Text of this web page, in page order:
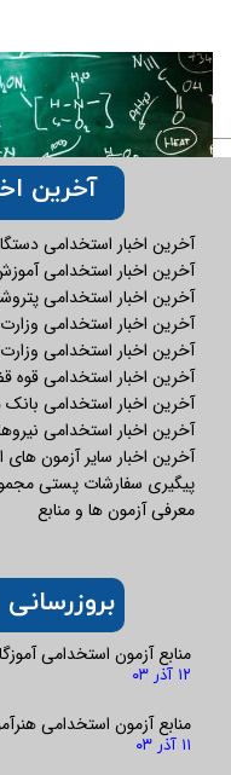
تاریخ بر گزاری
وزارت آموزش و پرورش
داوطلبان واجد شرایط
مراحل ارزیابی و
استخدام شوند.
مختلف رشته های
1403با شرکت در
توانند شانس خود را
آخرین اخبار استخدامی
آخرین اخبار استخدامی
آخرین اخبار استخدامی
آخرین اخبار استخدامی
آخرین اخبار استخدامی
آخرین اخبار استخدامی قوه
آخرین اخبار استخدامی بانک
آخرین اخبار استخدامی
آخرین اخبار سایر آزمون
پیگیری سفارشات پستی
معرفی آزمون ها و منابع
منابع آزمون استخدامی
۱۲ آذر ۰۳
منابع آزمون استخدامی
۱۱ آذر ۰۳
آخرین